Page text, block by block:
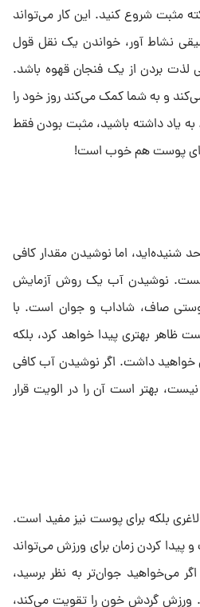
مثبت شروع کنید. این کار می‌تواند
نشاط آور، خواندن یک نقل قول
لذت بردن از یک فنجان قهوه باشد.
و به شما کمک می‌کند روز خود را
یاد داشته باشید، مثبت بودن فقط
پوست هم خوب است!
شنیده‌اید، اما نوشیدن مقدار کافی
نوشیدن آب یک روش آزمایش
صاف، شاداب و جوان است. با
ظاهر بهتری پیدا خواهد کرد، بلکه
خواهید داشت. اگر نوشیدن آب کافی
بهتر است آن را در الویت قرار
بلکه برای پوست نیز مفید است.
پیدا کردن زمان برای ورزش می‌تواند
می‌خواهید جوان‌تر به نظر برسید،
ورزش گردش خون را تقویت می‌کند،